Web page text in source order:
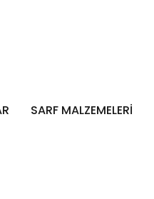
SARF MALZEMELERİ